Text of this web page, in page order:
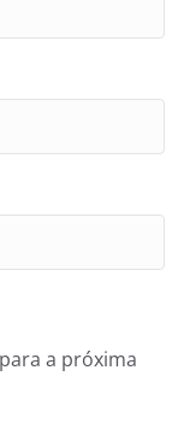
a próxima